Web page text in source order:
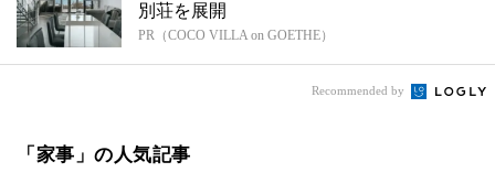
別荘を展開
PR（COCO VILLA on GOETHE）
Recommended by
「家事」の人気記事